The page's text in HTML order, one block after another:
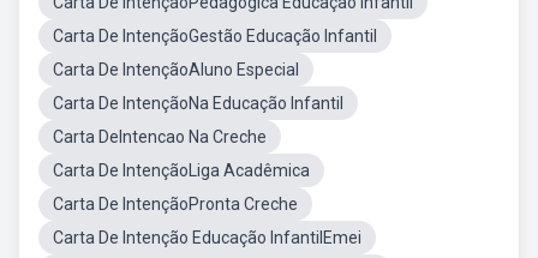
Carta De IntençãoGestão Educação Infantil
Carta De IntençãoAluno Especial
Carta De IntençãoNa Educação Infantil
Carta DeIntencao Na Creche
Carta De IntençãoLiga Acadêmica
Carta De IntençãoPronta Creche
Carta De Intenção Educação InfantilEmei